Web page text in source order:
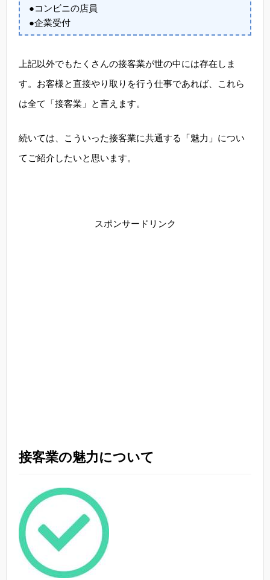
●コンビニの店員
●企業受付
上記以外でもたくさんの接客業が世の中には存在しま
す。お客様と直接やり取りを行う仕事であれば、これら
は全て「接客業」と言えます。
続いては、こういった接客業に共通する「魅力」につい
てご紹介したいと思います。
スポンサードリンク
接客業の魅力について